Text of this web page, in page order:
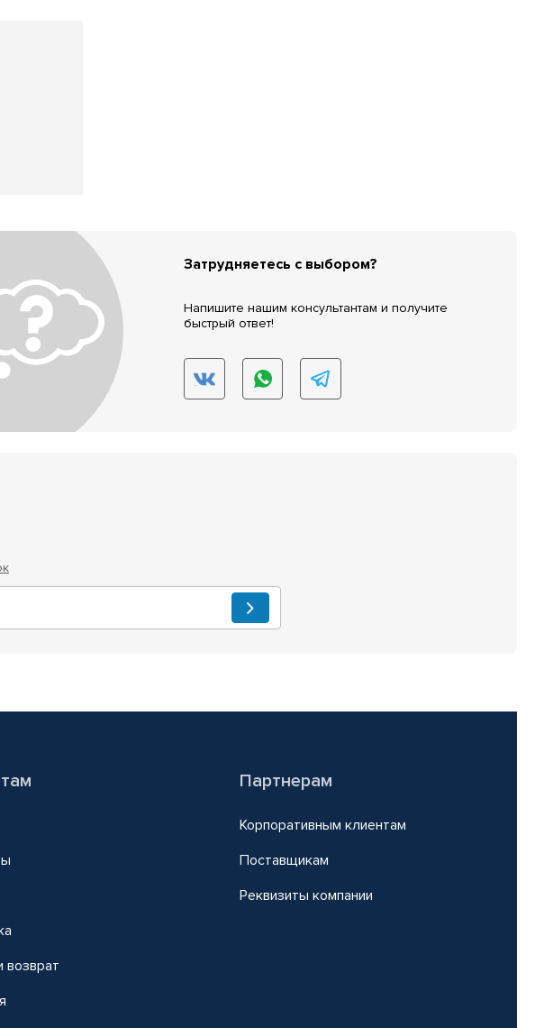
Затрудняетесь с выбором?
Напишите нашим консультантам и получите
быстрый ответ!
Партнерам
Корпоративным клиентам
Поставщикам
Реквизиты компании